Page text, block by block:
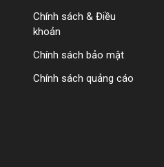
Chính sách & Điều
khoản
Chính sách bảo mật
Chính sách quảng cáo